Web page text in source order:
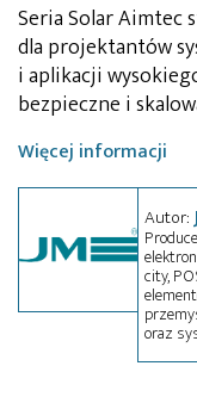
Seria Solar Aimtec
dla projektantów
i aplikacji
bezpieczne i
Więcej informacji
Autor:
city,
oraz